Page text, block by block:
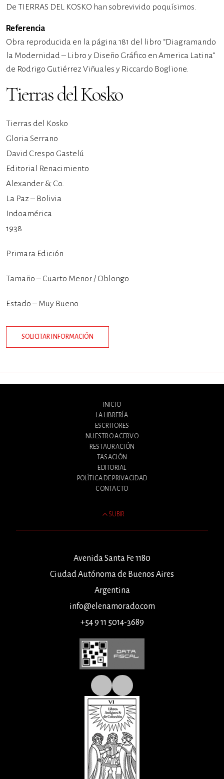
De TIERRAS DEL KOSKO han sobrevivido poquísimos.
Referencia
Obra reproducida en la página 181 del libro “Diagramando
la Modernidad – Libro y Diseño Gráfico en America Latina”
de Rodrigo Gutiérrez Viñuales y Riccardo Boglione.
Tierras del Kosko
Tierras del Kosko
Gloria Serrano
David Crespo Gastelú
Editorial Renacimiento
Alexander & Co.
La Paz – Bolivia
Indoamérica
1938
Primara Edición
Tamaño – Cuarto Menor / Oblongo
Estado – Muy Bueno
SOLICITAR INFORMACIÓN
INICIO
LA LIBRERÍA
ESCRITORES
NUESTRO ACERVO
RESTAURACIÓN
TASACIÓN
EDITORIAL
POLÍTICA DE PRIVACIDAD
CONTACTO
SUBIR
Avenida Santa Fe 1180
Ciudad Autónoma de Buenos Aires
Argentina
info@elenamorado.com
+54 9 11 5014-3689